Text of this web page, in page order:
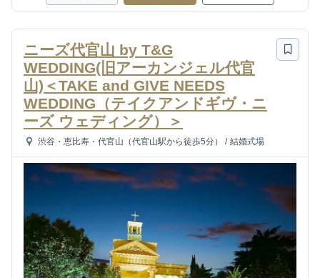
ニーズ代官山 by T&G
WEDDING(旧アーカンジェル代官
山)＜TAKE and GIVE NEEDS
WEDDING（テイクアンドギヴ・ニ
ーズ ウェディング）＞
渋谷・恵比寿・代官山（代官山駅から徒歩5分） / 結婚式場